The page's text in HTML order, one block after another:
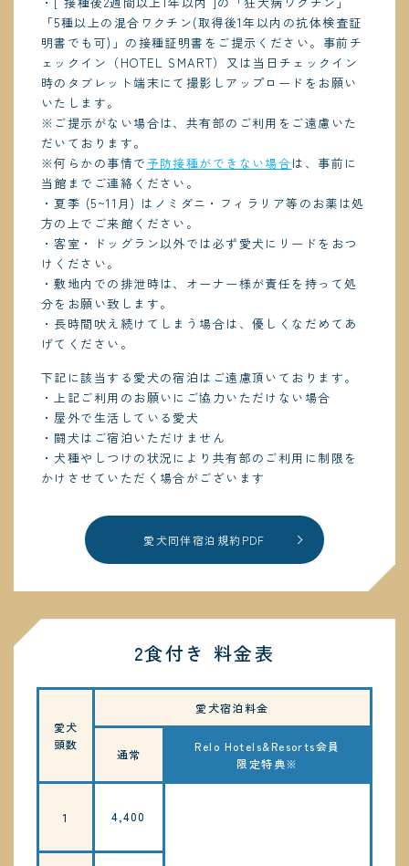
「5種以上の混合ワクチン(取得後1年以内の抗体検査証
明書でも可)」の接種証明書をご提示ください。事前チ
ェックイン（HOTEL SMART）又は当日チェックイン
時のタブレット端末にて撮影しアップロードをお願い
いたします。
※ご提示がない場合は、共有部のご利用をご遠慮いた
だいております。
※何らかの事情で予防接種ができない場合は、事前に
当館までご連絡ください。
・夏季 (5~11月) はノミダニ・フィラリア等のお薬は処
方の上でご来館ください。
・客室・ドッグラン以外では必ず愛犬にリードをおつ
けください。
・敷地内での排泄時は、オーナー様が責任を持って処
分をお願い致します。
・長時間吠え続けてしまう場合は、優しくなだめてあ
げてください。
下記に該当する愛犬の宿泊はご遠慮頂いております。
・上記ご利用のお願いにご協力いただけない場合
・屋外で生活している愛犬
・闘犬はご宿泊いただけません
・犬種やしつけの状況により共有部のご利用に制限を
かけさせていただく場合がございます
愛犬同伴宿泊規約PDF
2食付き 料金表
愛犬
頭数
愛犬宿泊料金
通常
Relo Hotels&Resorts会員
限定特典※
1 4,400